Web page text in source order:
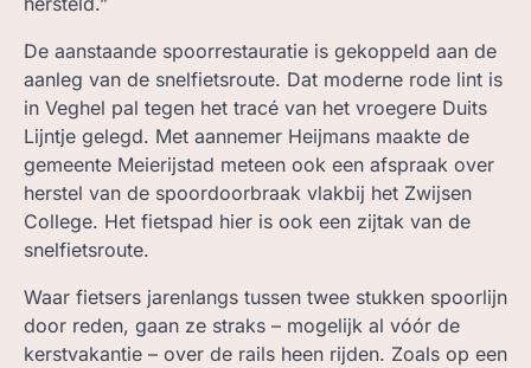
De aanstaande spoorrestauratie is gekoppeld aan de
aanleg van de snelfietsroute. Dat moderne rode lint is
in Veghel pal tegen het tracé van het vroegere Duits
Lijntje gelegd. Met aannemer Heijmans maakte de
gemeente Meierijstad meteen ook een afspraak over
herstel van de spoordoorbraak vlakbij het Zwijsen
College. Het fietspad hier is ook een zijtak van de
snelfietsroute.
Waar fietsers jarenlangs tussen twee stukken spoorlijn
door reden, gaan ze straks – mogelijk al vóór de
kerstvakantie – over de rails heen rijden. Zoals op een